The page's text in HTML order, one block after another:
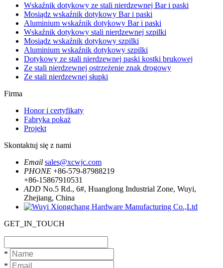
Wskaźnik dotykowy ze stali nierdzewnej Bar i paski
Mosiądz wskaźnik dotykowy Bar i paski
Aluminium wskaźnik dotykowy Bar i paski
Wskaźnik dotykowy stali nierdzewnej szpilki
Mosiądz wskaźnik dotykowy szpilki
Aluminium wskaźnik dotykowy szpilki
Dotykowy ze stali nierdzewnej paski kostki brukowej
Ze stali nierdzewnej ostrzeżenie znak drogowy
Ze stali nierdzewnej słupki
Firma
Honor i certyfikaty
Fabryka pokaż
Projekt
Skontaktuj się z nami
Email sales@xcwjc.com
PHONE +86-579-87988219
+86-15867910531
ADD No.5 Rd., 6#, Huanglong Industrial Zone, Wuyi,
Zhejiang, China
GET_IN_TOUCH
*
*